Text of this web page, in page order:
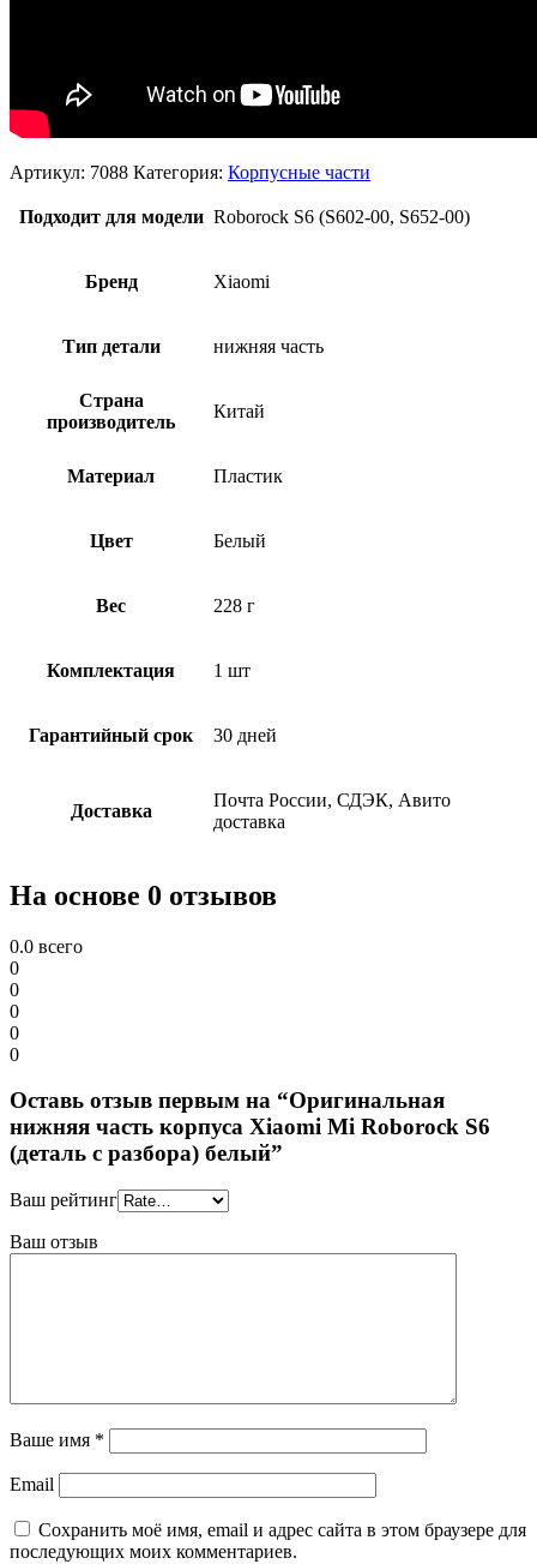
Артикул: 7088 Категория: Корпусные части
Подходит для модели Roborock S6 (S602-00, S652-00)
Бренд Xiaomi
Тип детали нижняя часть
Страна
производитель
Китай
Материал Пластик
Цвет Белый
Вес 228 г
Комплектация 1 шт
Гарантийный срок 30 дней
Доставка
Почта России, СДЭК, Авито
доставка
На основе 0 отзывов
0.0 всего
0
0
0
0
0
Оставь отзыв первым на “Оригинальная
нижняя часть корпуса Xiaomi Mi Roborock S6
(деталь с разбора) белый”
Ваш рейтинг
Ваш отзыв
Ваше имя *
Email
Сохранить моё имя, email и адрес сайта в этом браузере для
последующих моих комментариев.